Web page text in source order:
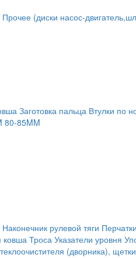
Прочее (диски насос-
Заготовка пальца Втулки по
80-85MM
Наконечник рулевой тяги Перчатки
ковша Троса Указатели уровня
(дворника),